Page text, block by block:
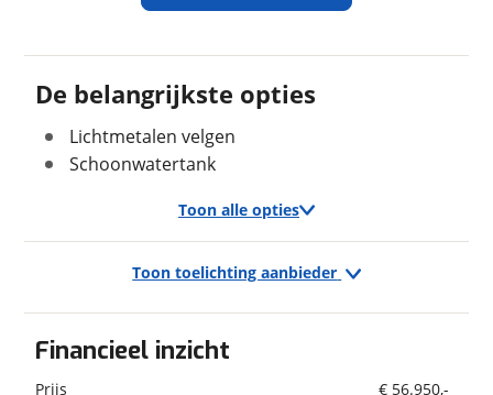
In- en exterieur
Keukenindeling
Middenkeuken
Diesel
Financieel inzicht
Prijs
€ 56.950,-
De belangrijkste opties
Lichtmetalen velgen
Schoonwatertank
Toon alle opties
Exterieur/Interieur
Hefdak
Toon toelichting aanbieder
Ontvang gratis jouw
inruilwaarde!
Scharphof Campers B.V.
met je op om jouw inruilwaarde te bepalen.
Jouw kampeervoertuig
Camper